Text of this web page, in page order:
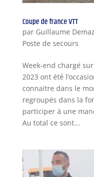
Coupe de france VTT
par Guillaume
Poste de secours
Week-end chargé
2023 ont été
connaitre dans le
regroupés dans la
participer à une
Au total ce sont...